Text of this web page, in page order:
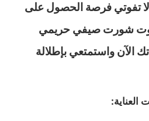
لا تفوتي فرصة الحصول على
شورت صيفي حريمي
الآن واستمتعي بإطلالة
العناية: